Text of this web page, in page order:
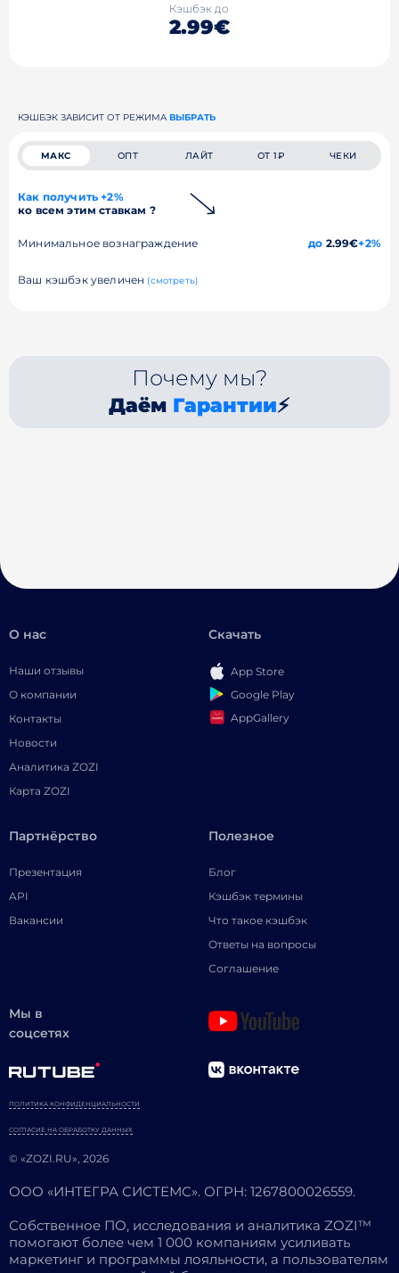
Кэшбэк до
2.99€
КЭШБЭК ЗАВИСИТ ОТ РЕЖИМА ВЫБРАТЬ
МАКС ОПТ ЛАЙТ ОТ 1₽ ЧЕКИ
Как получить +2%
ко всем этим ставкам ?
Минимальное вознаграждение до 2.99€+2%
Ваш кэшбэк увеличен (смотреть)
Почему мы?
Даём Гарантии⚡
О нас
Наши отзывы
О компании
Контакты
Новости
Аналитика ZOZI
Карта ZOZI
Скачать
App Store
Google Play
AppGallery
Партнёрство
Презентация
API
Вакансии
Полезное
Блог
Кэшбэк термины
Что такое кэшбэк
Ответы на вопросы
Соглашение
Мы в
соцсетях
© «ZOZI.RU», 2026
ПОЛИТИКА КОНФИДЕНЦИАЛЬНОСТИ
СОГЛАСИЕ НА ОБРАБОТКУ ДАННЫХ
ООО «ИНТЕГРА СИСТЕМС». ОГРН: 1267800026559.
Собственное ПО, исследования и аналитика ZOZI™
помогают более чем 1 000 компаниям усиливать
маркетинг и программы лояльности, а пользователям